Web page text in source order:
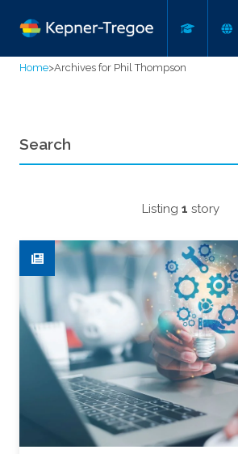
Home>Archives for Phil Thompson
Listing 1 story